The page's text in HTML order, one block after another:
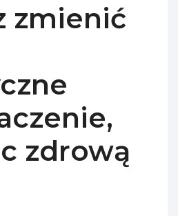
zmienić
zdrową